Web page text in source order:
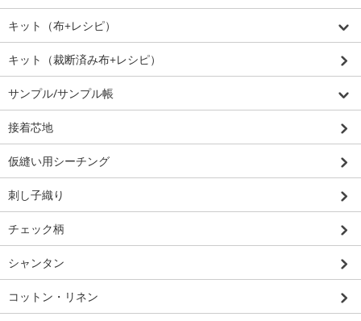
キット（布+レシピ）
キット（裁断済み布+レシピ）
サンプル/サンプル帳
接着芯地
仮縫い用シーチング
刺し子織り
チェック柄
シャンタン
コットン・リネン